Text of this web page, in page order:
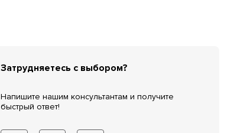
Затрудняетесь с выбором?
Напишите нашим консультантам и получите
быстрый ответ!